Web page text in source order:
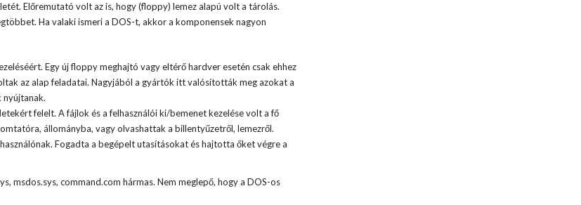
Előremutató volt az is, hogy (floppy) lemez alapú volt a tárolás.
Ha valaki ismeri a DOS-t, akkor a komponensek nagyon
Egy új floppy meghajtó vagy eltérő hardver esetén csak ehhez
az alap feladatai. Nagyjából a gyártók itt valósították meg azokat a
nyújtanak.
felelt. A fájlok és a felhasználói ki/bemenet kezelése volt a fő
állományba, vagy olvashattak a billentyűzetről, lemezről.
Fogadta a begépelt utasításokat és hajtotta őket végre a
msdos.sys, command.com hármas. Nem meglepő, hogy a DOS-os